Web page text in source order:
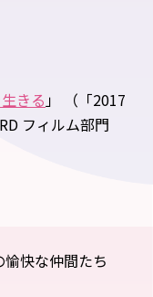
きる」 （「2017
フィルム部門
快な仲間たち